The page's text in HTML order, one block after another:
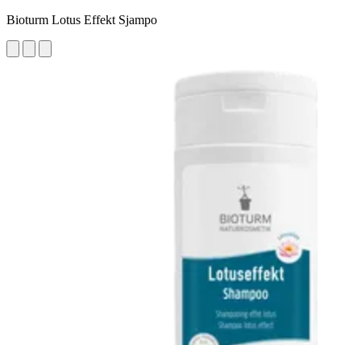
Bioturm Lotus Effekt Sjampo